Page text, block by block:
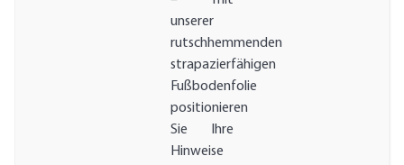
unserer
rutschhemmenden
strapazierfähigen
Fußbodenfolie
positionieren
Sie Ihre
Hinweise